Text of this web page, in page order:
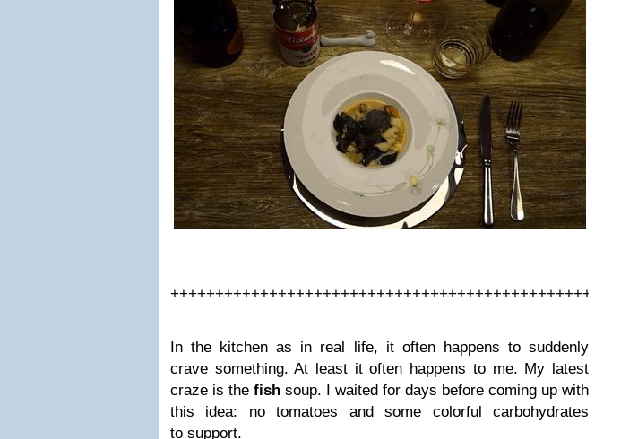
+++++++++++++++++++++++++++++++++++++++++++++++++++++
In the kitchen as in real life, it often happens to suddenly
crave something. At least it often happens to me. My latest
craze is the fish soup. I waited for days before coming up with
this idea: no tomatoes and some colorful carbohydrates
to support.